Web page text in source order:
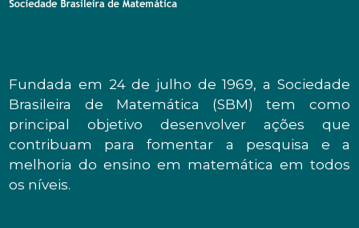
Fundada em 24 de julho de 1969, a Sociedade
Brasileira de Matemática (SBM) tem como
principal objetivo desenvolver ações que
contribuam para fomentar a pesquisa e a
melhoria do ensino em matemática em todos
os níveis.